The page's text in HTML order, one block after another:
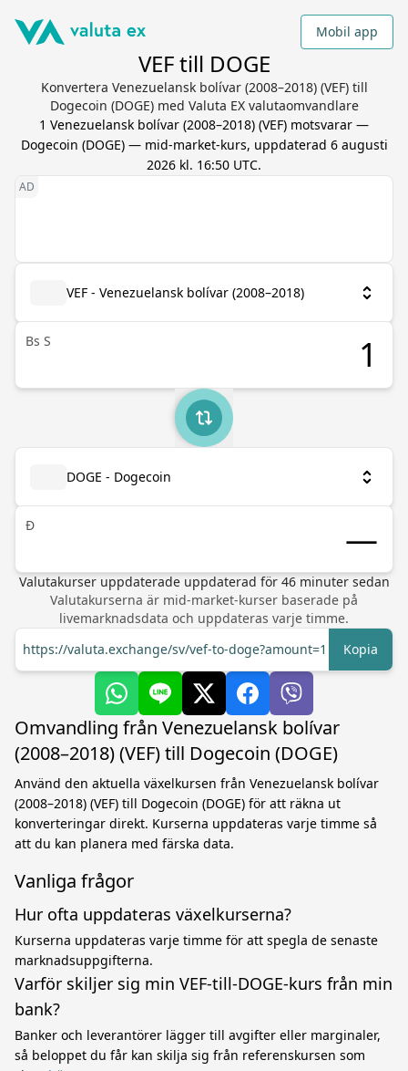
Mobil app
VEF till DOGE
Konvertera Venezuelansk bolívar (2008–2018) (VEF) till
Dogecoin (DOGE) med Valuta EX valutaomvandlare
1 Venezuelansk bolívar (2008–2018) (VEF) motsvarar —
Dogecoin (DOGE) — mid-market-kurs, uppdaterad 6 augusti
2026 kl. 16:50 UTC.
VEF - Venezuelansk bolívar (2008–2018)
Bs S
DOGE - Dogecoin
Ð
Valutakurser uppdaterade uppdaterad för 46minuter sedan
Valutakurserna är mid-market-kurser baserade på
livemarknadsdata och uppdateras varje timme.
https://valuta.exchange/sv/vef-to-doge?amount=1
Kopia
Omvandling från Venezuelansk bolívar
(2008–2018) (VEF) till Dogecoin (DOGE)
Använd den aktuella växelkursen från Venezuelansk bolívar
(2008–2018) (VEF) till Dogecoin (DOGE) för att räkna ut
konverteringar direkt. Kurserna uppdateras varje timme så
att du kan planera med färska data.
Vanliga frågor
Hur ofta uppdateras växelkurserna?
Kurserna uppdateras varje timme för att spegla de senaste
marknadsuppgifterna.
Varför skiljer sig min VEF-till-DOGE-kurs från min
bank?
Banker och leverantörer lägger till avgifter eller marginaler,
så beloppet du får kan skilja sig från referenskursen som